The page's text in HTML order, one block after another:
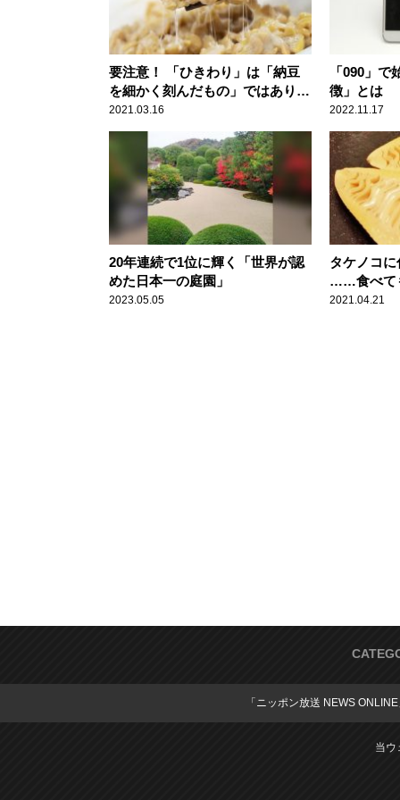
要注意！ 「ひきわり」は「納豆
を細かく刻んだもの」ではありま
せん
2021.03.16
「090」
徴」とは
2022.11.17
20年連続で1位に輝く「世界が認
めた日本一の庭園」
2023.05.05
タケノコ
……食べて
2021.04.21
「ニッポン放送 NEWS
当ウ